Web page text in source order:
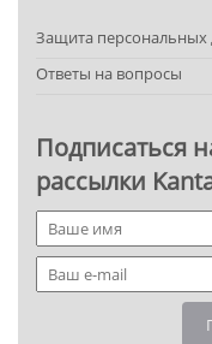
Защита персональных
Ответы на вопросы
Подписаться
рассылки